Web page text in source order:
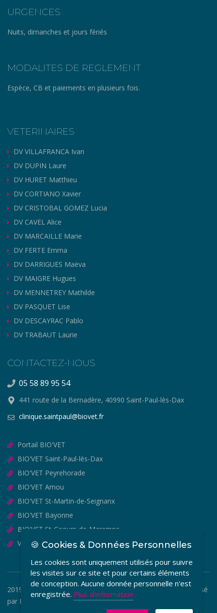
URGENCES
Nuits, dimanches et jours fériés
MODALITES DE REGLEMENT
Espèce, CB et paiements en plusieurs fois.
VETERINAIRES
DV VILLAFRANCA Ivan
DV DUPIN Laure
DV HURET Matthieu
DV CORTIANO Xavier
DV CRISTOBAL GOMEZ Lucia
DV CAVEL Alice
DV MARCAILLE Marie
DV FERTE Emma
DV DARRIGUES Maëva
DV MAIGRE Hugues
DV MENNETREY Mathilde
DV PASQUET Lise
DV DESCAYRAC Pablo
DV TRABAUT Laurie
CONTACTEZ-NOUS
05 58 89 95 54
441 route de la Bernadère, 40990 Saint-Paul-lès-Dax
clinique.saintpaul@biovet.fr
Portail BIO'VET
BIO'VET Saint-Paul-lès-Dax
BIO'VET Peyrehorade
BIO'VET Amou
BIO'VET St-Martin-de-Seignanx
BIO'VET Bayonne
BIO'VET St-Geours-de-Maremne
VET'OSTEO
2019-2026 © BIO'VET - Copyright Tous Droits Réservés. Réalisé
par MEDIA VETO
🍪 Cookies & Données Personnelles
Les cookies sont uniquement utilisés pour suivre
les visites sur ce site et pour certains éléments
de conception. Aucune donnée personnelle n'est
enregistrée. Plus d'information